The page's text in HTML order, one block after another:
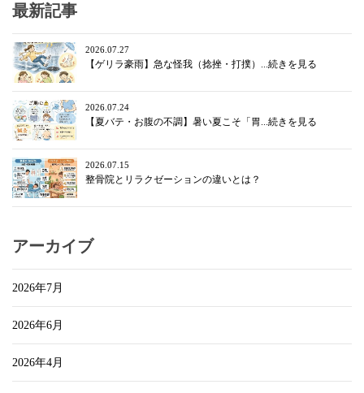
最新記事
2026.07.27
【ゲリラ豪雨】急な怪我（捻挫・打撲）...続きを見る
2026.07.24
【夏バテ・お腹の不調】暑い夏こそ「胃...続きを見る
2026.07.15
整骨院とリラクゼーションの違いとは？
アーカイブ
2026年7月
2026年6月
2026年4月